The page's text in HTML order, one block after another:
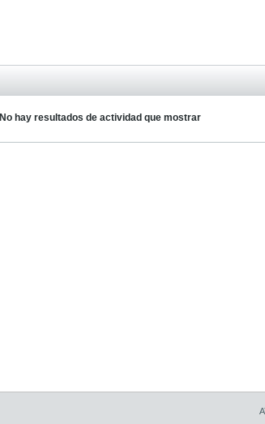
No hay resultados de actividad que mostrar